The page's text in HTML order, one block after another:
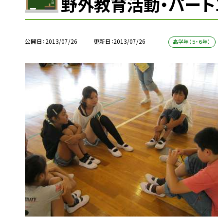
公開日 2013/07/26 更新日 2013/07/26 高学年（５・６年）